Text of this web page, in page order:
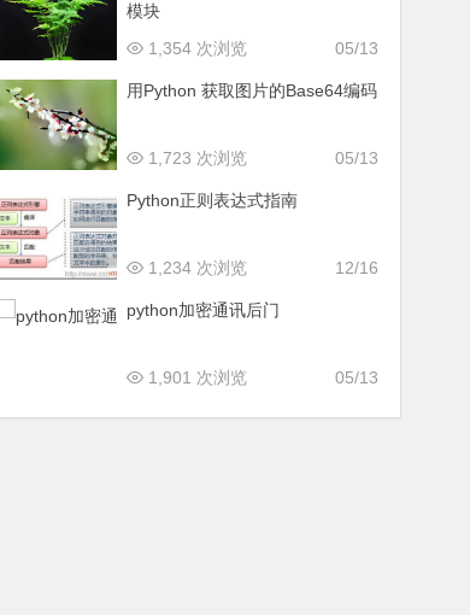
模块
05/13
1,354 次浏览
用Python 获取图片的Base64编码
05/13
1,723 次浏览
Python正则表达式指南
12/16
1,234 次浏览
python加密通讯后门
05/13
1,901 次浏览